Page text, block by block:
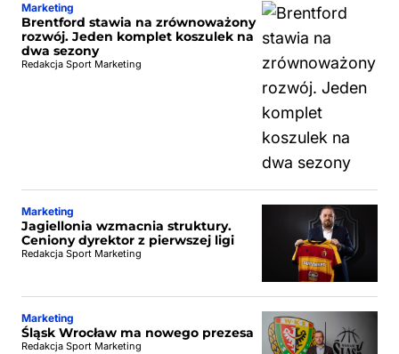
Marketing
Brentford stawia na zrównoważony
rozwój. Jeden komplet koszulek na
dwa sezony
Redakcja Sport Marketing
Marketing
Jagiellonia wzmacnia struktury.
Ceniony dyrektor z pierwszej ligi
Redakcja Sport Marketing
Marketing
Śląsk Wrocław ma nowego prezesa
Redakcja Sport Marketing